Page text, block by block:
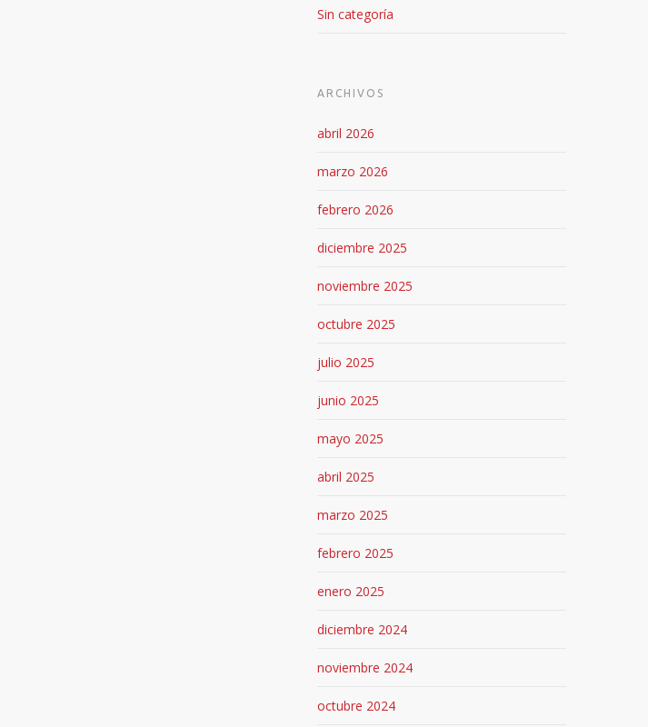
Sin categoría
ARCHIVOS
abril 2026
marzo 2026
febrero 2026
diciembre 2025
noviembre 2025
octubre 2025
julio 2025
junio 2025
mayo 2025
abril 2025
marzo 2025
febrero 2025
enero 2025
diciembre 2024
noviembre 2024
octubre 2024